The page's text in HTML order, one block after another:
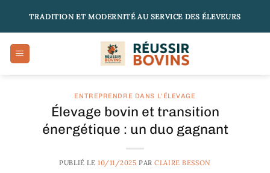
TRADITION ET MODERNITÉ AU SERVICE DES ÉLEVEURS
ENTREPRENDRE DANS L'ÉLEVAGE
Élevage bovin et transition
énergétique : un duo gagnant
PUBLIÉ LE 10/11/2025 PARCLAIRE BESSON